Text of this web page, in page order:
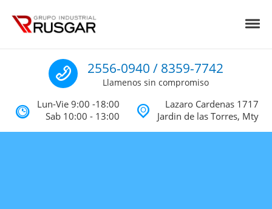
Impermeabilizantes y Aislantes
Llamenos
2556-0940 / 8359-7742
Llamenos sin compromiso
Lun-Vie 9:00 -18:00
Sab 10:00 - 13:00
Lazaro Cardenas 1717
Jardin de las Torres, Mty